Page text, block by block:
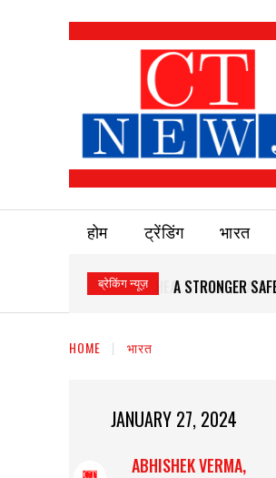
होम ट्रेंडिंग भारत
ब्रेकिंग न्यूज़ A STRONGER
HOME भारत
JANUARY 27, 2024
ABHISHEK VERMA,